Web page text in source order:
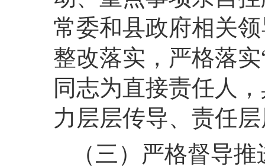
常委和县政府相关
整改落实，严格落
同志为直接责任人
力层层传导、责任
（三）严格督导